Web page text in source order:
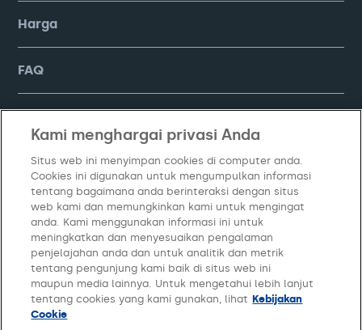
Harga
FAQ
Company
Kebijakan Privasi Syarat dan Ketentuan
© Copyright
Kami menghargai privasi Anda
Situs web ini menyimpan cookies di computer anda.
Cookies ini digunakan untuk mengumpulkan informasi
tentang bagaimana anda berinteraksi dengan situs
web kami dan memungkinkan kami untuk mengingat
anda. Kami menggunakan informasi ini untuk
meningkatkan dan menyesuaikan pengalaman
penjelajahan anda dan untuk analitik dan metrik
tentang pengunjung kami baik di situs web ini
maupun media lainnya. Untuk mengetahui lebih lanjut
tentang cookies yang kami gunakan, lihat Kebijakan
Cookie